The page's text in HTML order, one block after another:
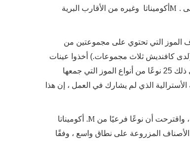
M أكوميناتا وغيره من الأقارب البرية
الموز التي تحتوي على مجموعتين من
كافنديش ثلاث مجموعات.) أخذوا عينات
من الحمض النووي لـ 68 عينة من الأقارب البرية و 154 نوعًا من الموز المزروع ، بما في ذلك 25 نوعًا من أنواع الموز التي جمعها
الأسترالية الذي لم يشارك في العمل ، إن هذا
، واقترحت أن نوعًا فرعيًا من M. أكوميناتا
الأصناف المزروعة على نطاق واسع ، وفقًا